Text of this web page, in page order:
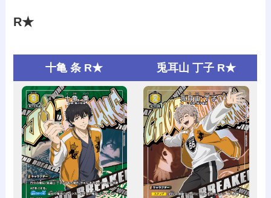
R★
十亀 条 R★ 兎耳山 丁子 R★